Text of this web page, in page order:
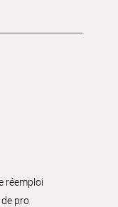
réemploi
pro